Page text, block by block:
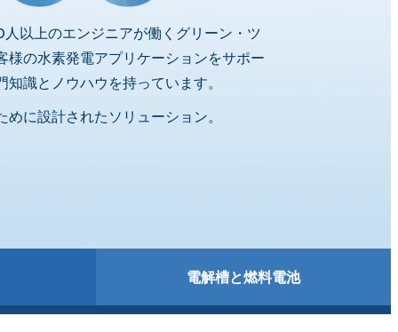
以上のエンジニアが働くグリーン・ツ
様の水素発電アプリケーションをサポー
知識とノウハウを持っています。
めに設計されたソリューション。
電解槽と燃料電池